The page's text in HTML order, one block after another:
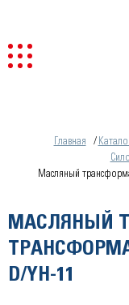
Главная
Масляный
МАСЛЯНЫЙ
D/YН-11